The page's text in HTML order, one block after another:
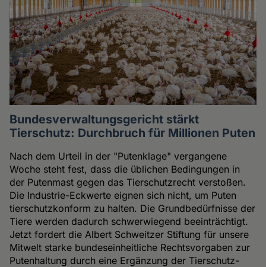
Bundesverwaltungsgericht stärkt
Tierschutz: Durchbruch für Millionen Puten
Nach dem Urteil in der "Putenklage" vergangene
Woche steht fest, dass die üblichen Bedingungen in
der Putenmast gegen das Tierschutzrecht verstoßen.
Die Industrie-Eckwerte eignen sich nicht, um Puten
tierschutzkonform zu halten. Die Grundbedürfnisse der
Tiere werden dadurch schwerwiegend beeinträchtigt.
Jetzt fordert die Albert Schweitzer Stiftung für unsere
Mitwelt starke bundeseinheitliche Rechtsvorgaben zur
Putenhaltung durch eine Ergänzung der Tierschutz-